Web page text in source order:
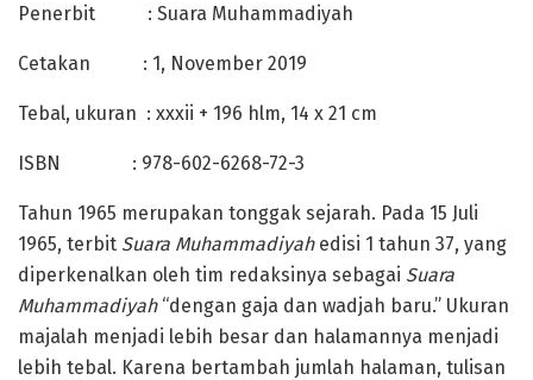
Penerbit : Suara Muhammadiyah
Cetakan : 1, November 2019
Tebal, ukuran : xxxii + 196 hlm, 14 x 21 cm
ISBN : 978-602-6268-72-3
Tahun 1965 merupakan tonggak sejarah. Pada 15 Juli
1965, terbit Suara Muhammadiyah edisi 1 tahun 37, yang
diperkenalkan oleh tim redaksinya sebagai Suara
Muhammadiyah “dengan gaja dan wadjah baru.” Ukuran
majalah menjadi lebih besar dan halamannya menjadi
lebih tebal. Karena bertambah jumlah halaman, tulisan